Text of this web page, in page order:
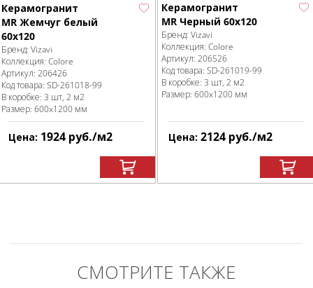
Керамогранит
MR Жемчуг белый
60x120
Бренд: Vizavi
Коллекция: Colore
Артикул: 206426
Код товара: SD-261018-99
В коробке: 3 шт, 2 м2
Размер: 600x1200 мм
Цена: 1924 руб./м2
Керамогранит
MR Черный 60x120
Бренд: Vizavi
Коллекция: Colore
Артикул: 206526
Код товара: SD-261019-99
В коробке: 3 шт, 2 м2
Размер: 600x1200 мм
Цена: 2124 руб./м2
СМОТРИТЕ ТАКЖЕ